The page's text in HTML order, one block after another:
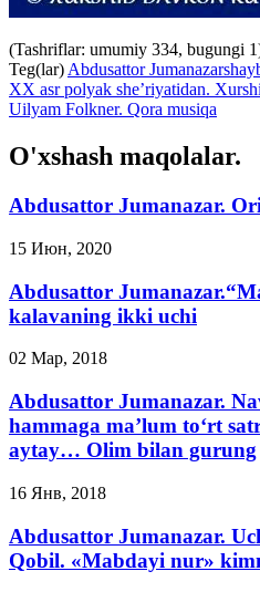
(Tashriflar: umumiy 334, bugungi
Teg(lar)Abdusattor Jumanazar
XX asr polyak she’riyatidan.
Uilyam Folkner. Qora musiqa
O'xshash maqolalar.
Abdusattor Jumanazar.
15 Июн, 2020
Abdusattor
kalavaning ikki uchi
02 Мар, 2018
Abdusattor Jumanazar.
hammaga ma’lum to‘rt
aytay… Olim bilan gurung
16 Янв, 2018
Abdusattor Jumanazar.
Qobil. «Mabdayi nur»